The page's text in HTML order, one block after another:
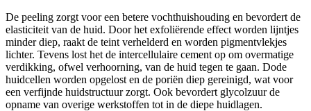
De peeling zorgt voor een betere vochthuishouding en bevordert de
elasticiteit van de huid. Door het exfoliërende effect worden lijntjes
minder diep, raakt de teint verhelderd en worden pigmentvlekjes
lichter. Tevens lost het de intercellulaire cement op om overmatige
verdikking, ofwel verhoorning, van de huid tegen te gaan. Dode
huidcellen worden opgelost en de poriën diep gereinigd, wat voor
een verfijnde huidstructuur zorgt. Ook bevordert glycolzuur de
opname van overige werkstoffen tot in de diepe huidlagen.